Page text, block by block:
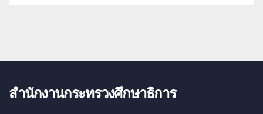
สำนักงานกระทรวงศึกษาธิการ